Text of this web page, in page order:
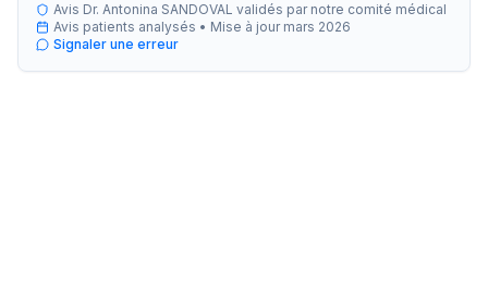
Avis Dr. Antonina SANDOVAL validés par notre comité médical
Avis patients analysés • Mise à jour mars 2026
Signaler une erreur